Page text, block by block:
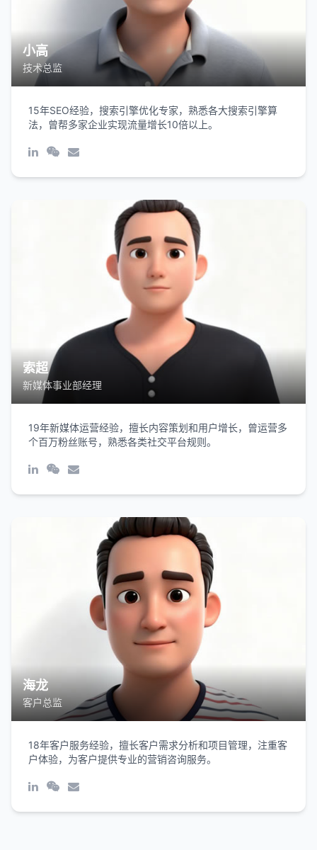
小高
技术总监
15年SEO经验，搜索引擎优化专家，熟悉各大搜索引擎算
法，曾帮多家企业实现流量增长10倍以上。
索超
新媒体事业部经理
19年新媒体运营经验，擅长内容策划和用户增长，曾运营多
个百万粉丝账号，熟悉各类社交平台规则。
海龙
客户总监
18年客户服务经验，擅长客户需求分析和项目管理，注重客
户体验，为客户提供专业的营销咨询服务。